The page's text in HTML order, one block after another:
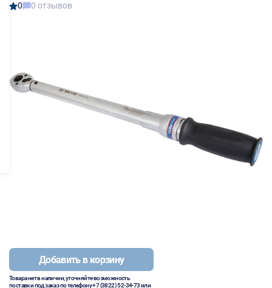
0 0 отзывов
Добавить в корзину
Товара нет в наличии, уточняйте возможность
поставки под заказ по телефону+7 (3822) 52-34-73или